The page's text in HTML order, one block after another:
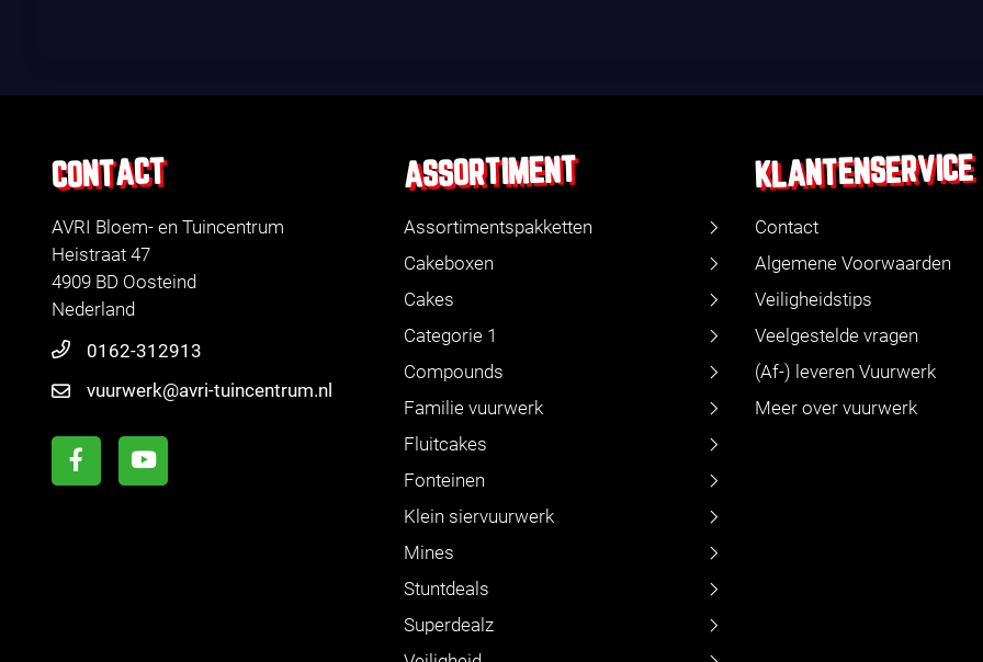
CONTACT
AVRI Bloem- en Tuincentrum
Heistraat 47
4909 BD Oosteind
Nederland
0162-312913
vuurwerk@avri-tuincentrum.nl
ASSORTIMENT
Assortimentspakketten
Cakeboxen
Cakes
Categorie 1
Compounds
Familie vuurwerk
Fluitcakes
Fonteinen
Klein siervuurwerk
Mines
Stuntdeals
Superdealz
KLANTENSERVICE
Contact
Algemene Voorwaarden
Veiligheidstips
Veelgestelde vragen
(Af-) leveren Vuurwerk
Meer over vuurwerk